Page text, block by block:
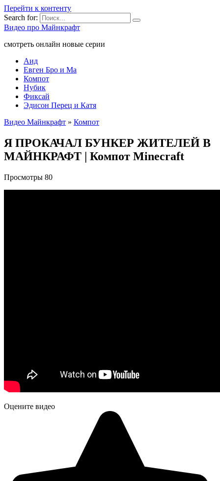
Перейти к контенту
Search for:
Видео про Майнкрафт
смотреть онлайн новые серии
Аид
Евген Бро и Ма
Компот
Нубик
Фиксай
Эдисон Перец и Катя
Видео Майнкрафт » Компот
Я ПРОКАЧАЛ БУНКЕР ЖИТЕЛЕЙ В
МАЙНКРАФТ | Компот Minecraft
Просмотры 80
Оцените видео